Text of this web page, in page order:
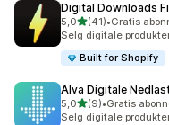
Digital Downloads
5,0av 5 stjerner
(41)
Totalt 41 omtaler
•Gratis
Selg digitale
Built for Shopify
Alva Digitale
5,0av 5 stjerner
(9)
Totalt 9 omtaler
•Gratis
Selg digitale